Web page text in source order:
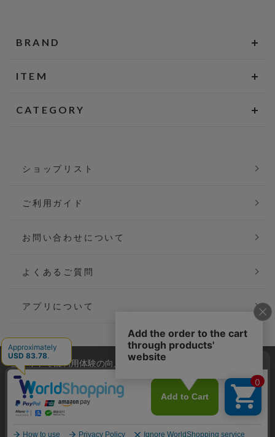
BRAND
ITEM
CATEGORY
ショップリスト
ご利用ガイド
お問い合わせについて
よくあるご質問
アプリについて
会社概要
ご利用規約
個人情報保護方針
当サイトでは利用体験の向上およびコンテンツの最適な提供、ト
ラフィックの分析を目的としてCookieを使用しています。
サイトの閲覧を継続された場合、Cookieの利用に同意したことも
のといたします。
詳細については
プライバシーポリシーをご確認ください。
承諾する